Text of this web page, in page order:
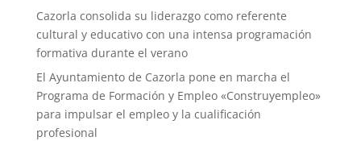
Cazorla consolida su liderazgo como referente
cultural y educativo con una intensa programación
formativa durante el verano
El Ayuntamiento de Cazorla pone en marcha el
Programa de Formación y Empleo «Construyempleo»
para impulsar el empleo y la cualificación
profesional